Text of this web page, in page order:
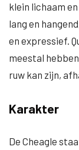
klein lichaam
lang en
en expressief.
meestal
ruw kan zijn,
Karakter
De Cheagle